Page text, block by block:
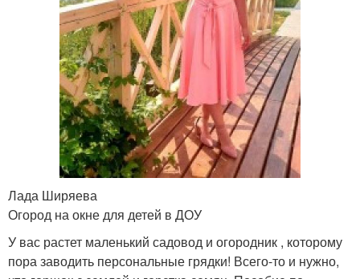
Лада Ширяева
Огород на окне для детей в ДОУ
У вас растет маленький садовод и огородник , которому
пора заводить персональные грядки! Всего-то и нужно,